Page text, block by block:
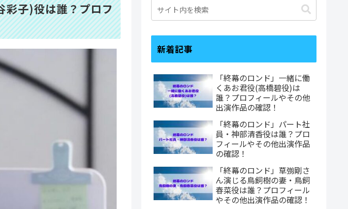
彩子)役は誰？プロフ
新着記事
「終幕のロンド」一緒に働
くあお君役(高橋碧役)は
誰？プロフィールやその他
出演作品の確認！
「終幕のロンド」パート社
員・神部清香役は誰？プロ
フィールやその他出演作品
の確認！
「終幕のロンド」草彅剛さ
ん演じる鳥飼樹の妻・鳥飼
春菜役は誰？プロフィール
やその他出演作品の確認！